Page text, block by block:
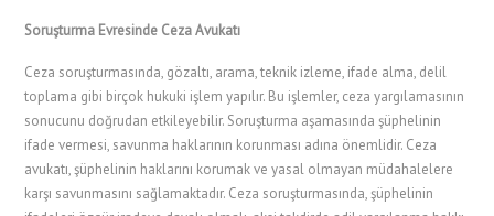
Soruşturma Evresinde Ceza Avukatı
Ceza soruşturmasında, gözaltı, arama, teknik izleme, ifade alma, delil
toplama gibi birçok hukuki işlem yapılır. Bu işlemler, ceza yargılamasının
sonucunu doğrudan etkileyebilir. Soruşturma aşamasında şüphelinin
ifade vermesi, savunma haklarının korunması adına önemlidir. Ceza
avukatı, şüphelinin haklarını korumak ve yasal olmayan müdahalelere
karşı savunmasını sağlamaktadır. Ceza soruşturmasında, şüphelinin